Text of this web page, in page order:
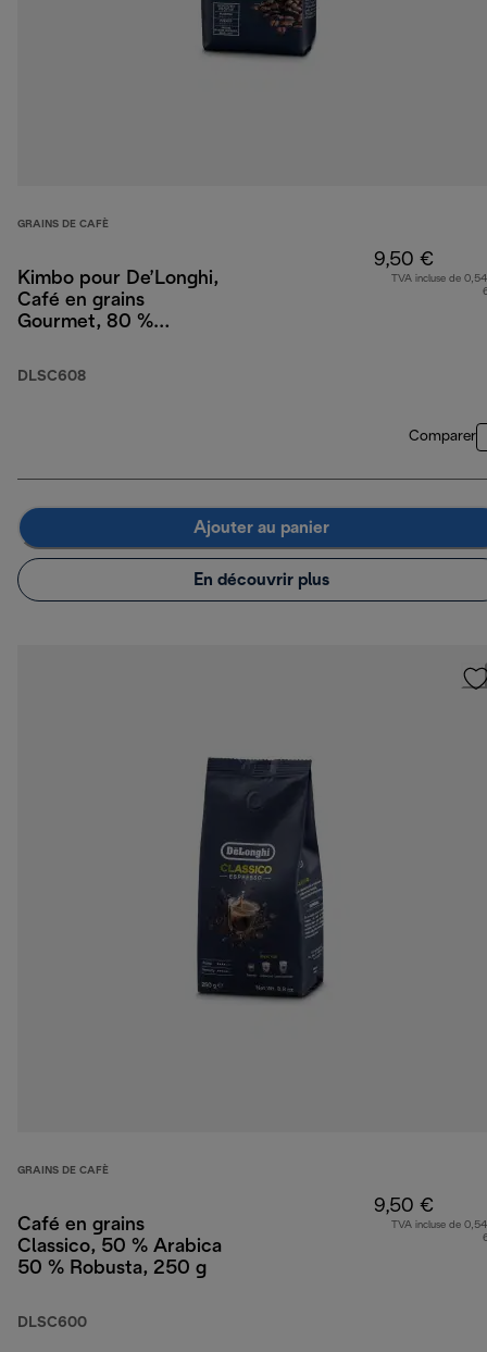
GRAINS DE CAFÈ
Kimbo pour De’Longhi,
Café en grains
Gourmet, 80 %
250 g
DLSC608
9,50 €
TVA incluse de
Comparer
Ajouter au panier
En découvrir plus
GRAINS DE CAFÈ
Café en grains
Classico, 50 % Arabica
50 % Robusta, 250 g
DLSC600
9,50 €
TVA incluse de